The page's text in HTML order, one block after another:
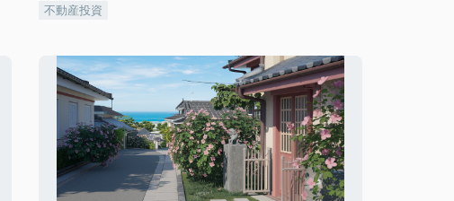
不動産投資